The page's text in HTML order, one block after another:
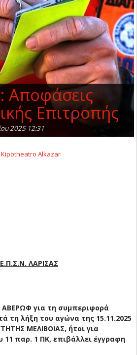
Αποφάσεις
Επιτροπής
2025 12:31
ΛΑΡΙΣΑΣ
για τη συμπεριφορά
τη λήξη του αγώνα της 15.11.2025
ΜΕΛΙΒΟΙΑΣ, ήτοι για
παρ. 1 ΠΚ, επιβάλλει έγγραφη